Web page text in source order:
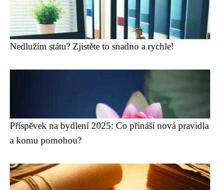
Nedlužím státu? Zjistěte to snadno a rychle!
Příspěvek na bydlení 2025: Co přináší nová pravidla
a komu pomohou?